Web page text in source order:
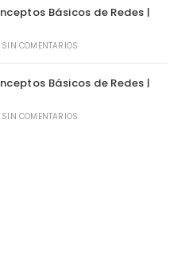
Básicos de Redes |
SIN COMENTARIOS
Básicos de Redes |
SIN COMENTARIOS